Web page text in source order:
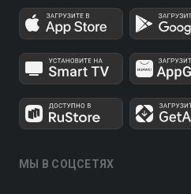
МЫ В СОЦСЕТЯХ